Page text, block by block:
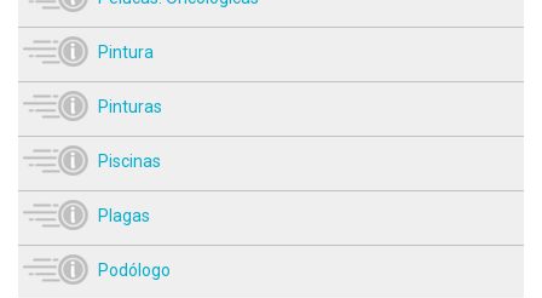
Pintura
Pinturas
Piscinas
Plagas
Podólogo